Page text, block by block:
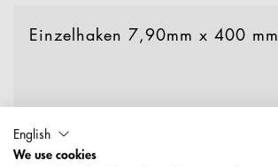
Einzelhaken 7,90mm x 400 mm
English
We use cookies